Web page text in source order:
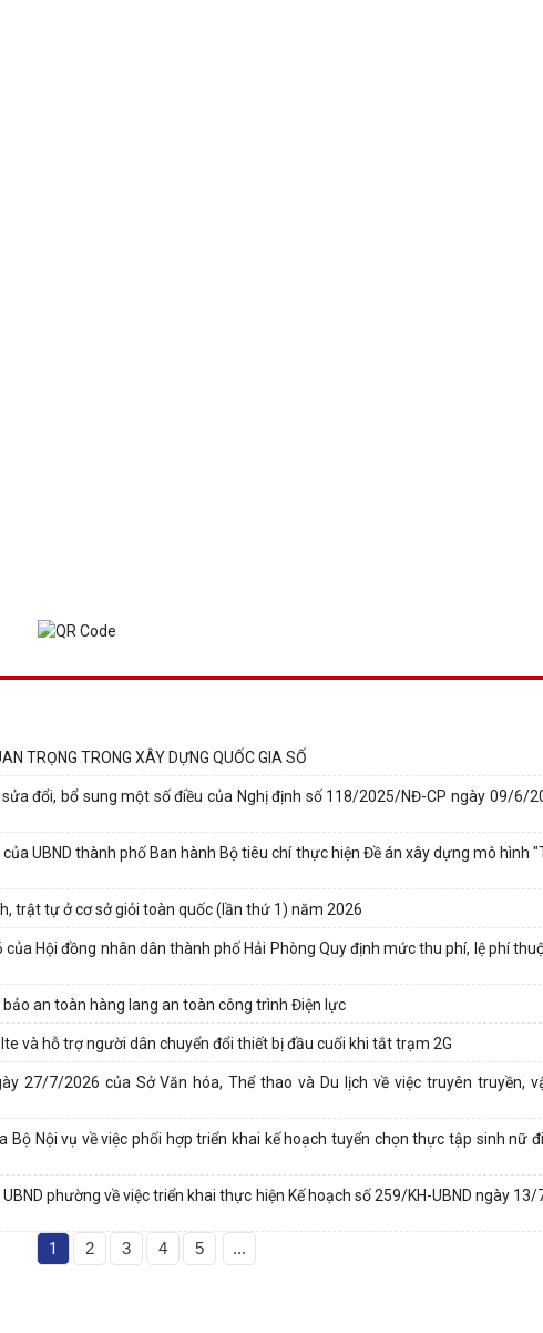
TRỌNG TRONG XÂY DỰNG QUỐC GIA SỐ
đổi, bổ sung một số điều của Nghị định số 118/2025/NĐ-CP ngày 09/6/
UBND thành phố Ban hành Bộ tiêu chí thực hiện Đề án xây dựng mô hình
trật tự ở cơ sở giỏi toàn quốc (lần thứ 1) năm 2026
Hội đồng nhân dân thành phố Hải Phòng Quy định mức thu phí, lệ phí
an toàn hàng lang an toàn công trình Điện lực
và hỗ trợ người dân chuyển đổi thiết bị đầu cuối khi tắt trạm 2G
27/7/2026 của Sở Văn hóa, Thể thao và Du lịch về việc truyên truyền,
Nội vụ về việc phối hợp triển khai kế hoạch tuyển chọn thực tập sinh nữ
phường về việc triển khai thực hiện Kế hoạch số 259/KH-UBND ngày
1 2 3 4 5 ...